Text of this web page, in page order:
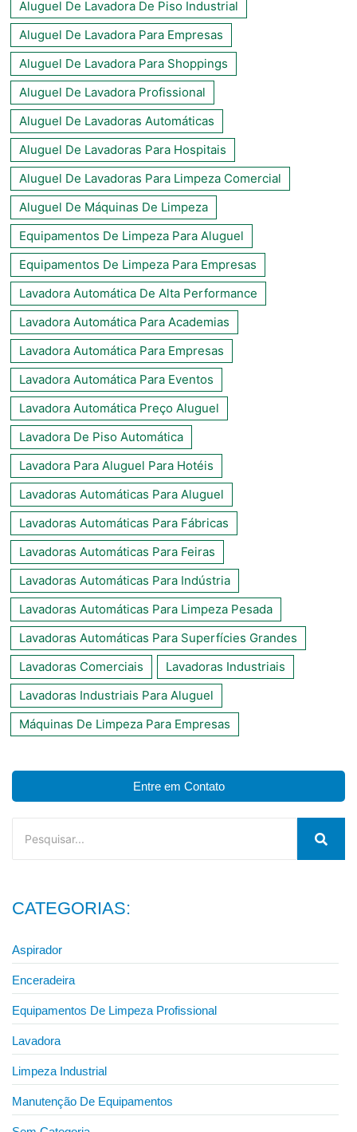
Aluguel De Lavadora De Piso Industrial
Aluguel De Lavadora Para Empresas
Aluguel De Lavadora Para Shoppings
Aluguel De Lavadora Profissional
Aluguel De Lavadoras Automáticas
Aluguel De Lavadoras Para Hospitais
Aluguel De Lavadoras Para Limpeza Comercial
Aluguel De Máquinas De Limpeza
Equipamentos De Limpeza Para Aluguel
Equipamentos De Limpeza Para Empresas
Lavadora Automática De Alta Performance
Lavadora Automática Para Academias
Lavadora Automática Para Empresas
Lavadora Automática Para Eventos
Lavadora Automática Preço Aluguel
Lavadora De Piso Automática
Lavadora Para Aluguel Para Hotéis
Lavadoras Automáticas Para Aluguel
Lavadoras Automáticas Para Fábricas
Lavadoras Automáticas Para Feiras
Lavadoras Automáticas Para Indústria
Lavadoras Automáticas Para Limpeza Pesada
Lavadoras Automáticas Para Superfícies Grandes
Lavadoras Comerciais
Lavadoras Industriais
Lavadoras Industriais Para Aluguel
Máquinas De Limpeza Para Empresas
Entre em Contato
CATEGORIAS:
Aspirador
Enceradeira
Equipamentos De Limpeza Profissional
Lavadora
Limpeza Industrial
Manutenção De Equipamentos